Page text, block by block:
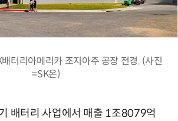
터리아메리카 조지아주 공장 전경. (사진
=SK온)
배터리 사업에서 매출 1조8079억